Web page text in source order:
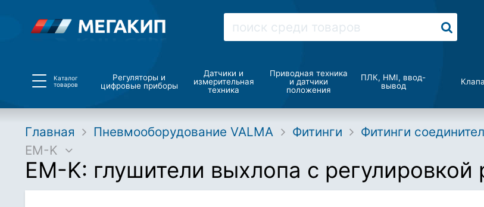
Каталог
товаров
Регуляторы и
цифровые приборы
Датчики и
измерительная
техника
Приводная техника
и датчики
положения
ПЛК, HMI, ввод-
вывод
Главная Пневмооборудование VALMA Фитинги Фитинги
EM-K
EM-K: глушители выхлопа с регулировкой